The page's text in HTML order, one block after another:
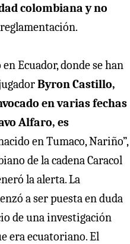
colombiana y no
Ecuador, donde se han
Byron Castillo,
en varias fechas
Alfaro, es
en Tumaco, Nariño”,
de la cadena Caracol
la alerta. La
a ser puesta en duda
de una investigación
era ecuatoriano. El